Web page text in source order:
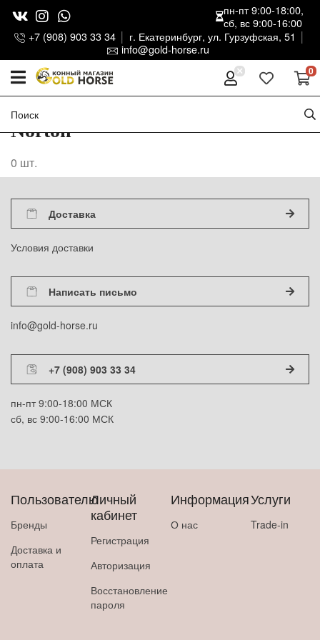
+7 (908) 903 33 34
г. Екатеринбург, ул. Гурзуфская, 51
info@gold-horse.ru
пн-пт 9:00-18:00,
сб, вс 9:00-16:00
0
Norton
0 шт.
Доставка
Условия доставки
Написать письмо
info@gold-horse.ru
+7 (908) 903 33 34
пн-пт 9:00-18:00 МСК
сб, вс 9:00-16:00 МСК
Пользователю
Бренды
Доставка и
оплата
Личный
кабинет
Регистрация
Авторизация
Восстановление
пароля
Информация
О нас
Услуги
Trade-in